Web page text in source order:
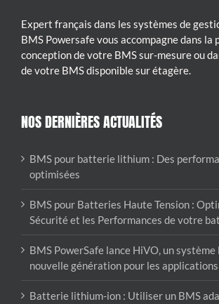
Expert français dans les systèmes de
BMS Powersafe vous accompagne dans la
conception de votre BMS sur-mesure ou
de votre BMS disponible sur étagère.
NOS DERNIÈRES ACTUALITÉS
BMS pour batterie lithium : Des
optimisées
BMS pour Batteries Haute Tension :
Sécurité et les Performances de votre
BMS PowerSafe lance HiVO, un système
nouvelle génération pour les
Batterie lithium-ion : Utiliser un BMS